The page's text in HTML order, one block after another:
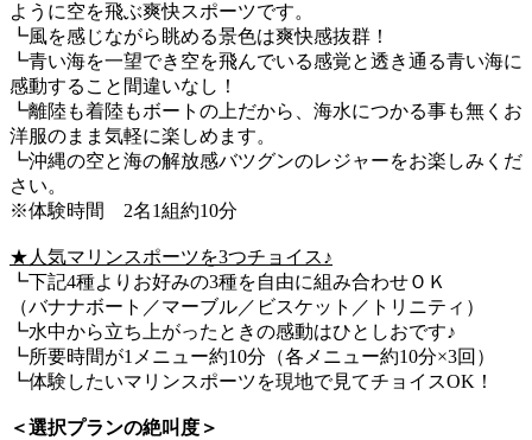
ように空を飛ぶ爽快スポーツです。
┗風を感じながら眺める景色は爽快感抜群！
┗青い海を一望でき空を飛んでいる感覚と透き通る青い海に
感動すること間違いなし！
┗離陸も着陸もボートの上だから、海水につかる事も無くお
洋服のまま気軽に楽しめます。
┗沖縄の空と海の解放感バツグンのレジャーをお楽しみくだ
さい。
※体験時間 2名1組約10分
★人気マリンスポーツを3つチョイス♪
┗下記4種よりお好みの3種を自由に組み合わせＯＫ
（バナナボート／マーブル／ビスケット／トリニティ）
┗水中から立ち上がったときの感動はひとしおです♪
┗所要時間が1メニュー約10分（各メニュー約10分×3回）
┗体験したいマリンスポーツを現地で見てチョイスOK！
＜選択プランの絶叫度＞